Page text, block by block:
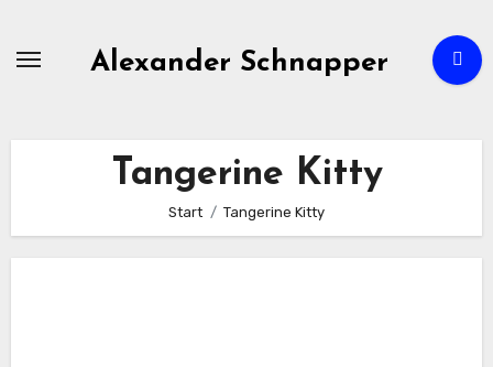
Alexander Schnapper
Tangerine Kitty
Start Tangerine Kitty